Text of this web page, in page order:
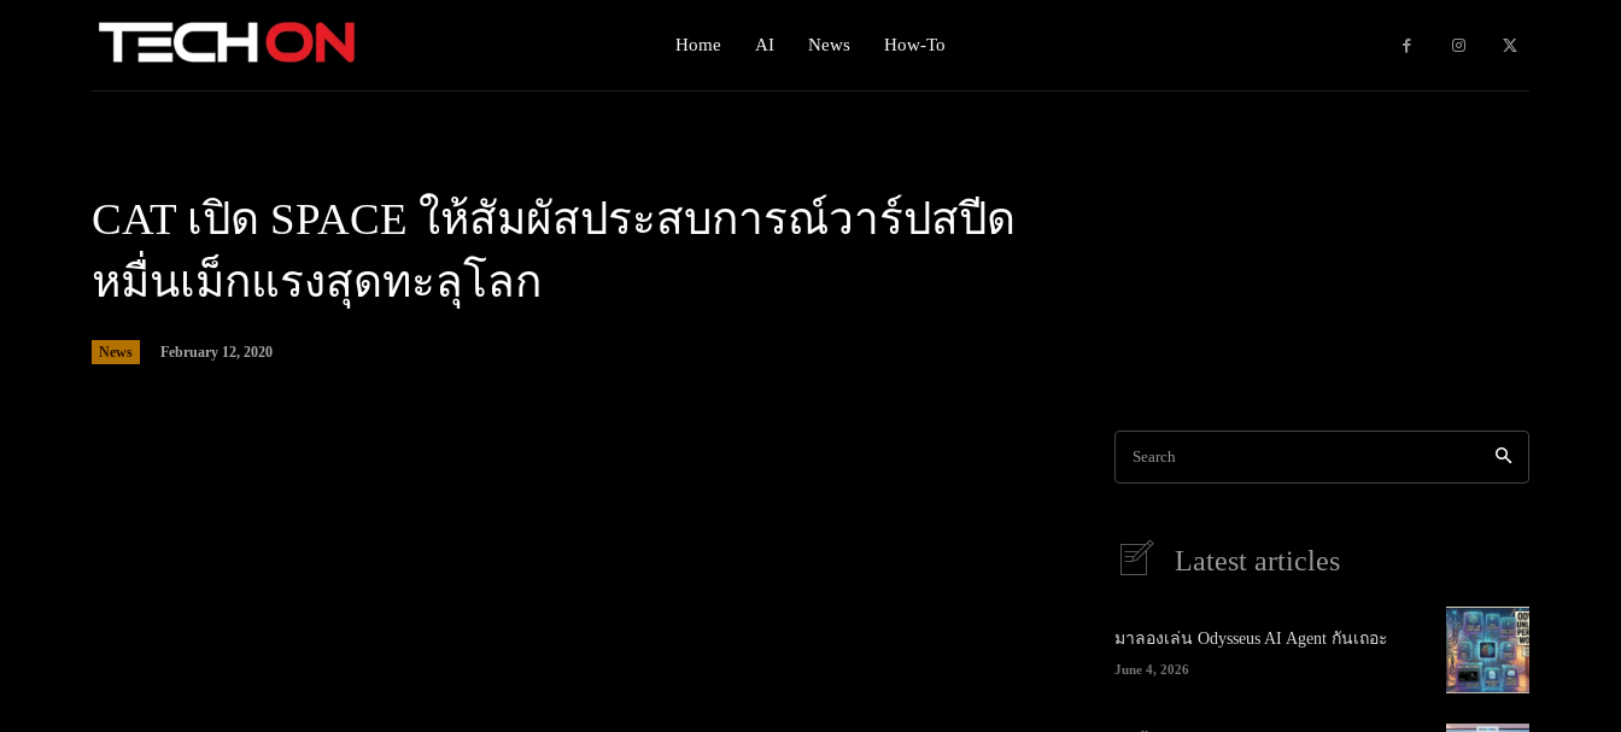
Home AI News How-To
CAT เปิด SPACE ให้สัมผัสประสบการณ์วาร์ปสปีด
หมื่นเม็กแรงสุดทะลุโลก
News February 12, 2020
Search
Latest articles
มาลองเล่น Odysseus AI Agent กันเถอะ
June 4, 2026